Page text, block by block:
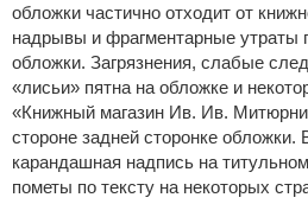
обложки частично отходит от
надрывы и фрагментарные утраты
обложки. Загрязнения, слабые
«лисьи» пятна на обложке и
«Книжный магазин Ив. Ив.
стороне задней сторонке обложки.
карандашная надпись на
пометы по тексту на некоторых